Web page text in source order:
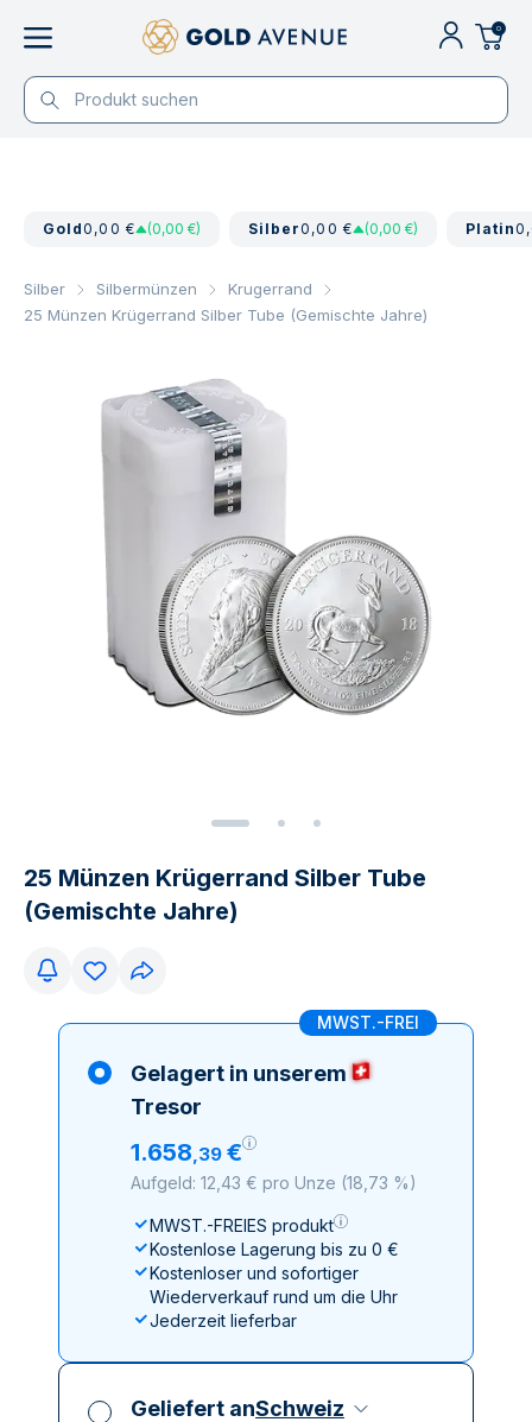
0
Gold0,00 € (0,00 €) Silber0,00 € (0,00 €) Platin
Silber Silbermünzen
Krugerrand
25 Münzen Krügerrand Silber Tube (Gemischte Jahre)
25 Münzen Krügerrand Silber Tube
(Gemischte Jahre)
MWST.-FREI
Gelagert in unserem
Tresor
1.658,39 €
Aufgeld: 12,43 € pro Unze (18,73 %)
MWST.-FREIES produkt
Kostenlose Lagerung bis zu 0 €
Kostenloser und sofortiger
Wiederverkauf rund um die Uhr
Jederzeit lieferbar
Geliefert anSchweiz